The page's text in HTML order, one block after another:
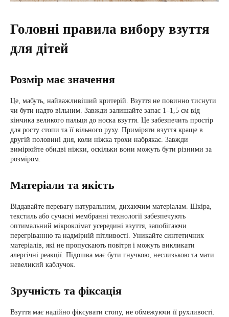
Головні правила вибору взуття
для дітей
Розмір має значення
Це, мабуть, найважливіший критерій. Взуття не повинно тиснути
чи бути надто вільним. Завжди залишайте запас 1–1,5 см від
кінчика великого пальця до носка взуття. Це забезпечить простір
для росту стопи та її вільного руху. Приміряти взуття краще в
другій половині дня, коли ніжка трохи набрякає. Завжди
вимірюйте обидві ніжки, оскільки вони можуть бути різними за
розміром.
Матеріали та якість
Віддавайте перевагу натуральним, дихаючим матеріалам. Шкіра,
текстиль або сучасні мембранні технології забезпечують
оптимальний мікроклімат усередині взуття, запобігаючи
перегріванню та надмірній пітливості. Уникайте синтетичних
матеріалів, які не пропускають повітря і можуть викликати
алергічні реакції. Підошва має бути гнучкою, неслизькою та мати
невеликий каблучок.
Зручність та фіксація
Взуття має надійно фіксувати стопу, не обмежуючи її рухливості.